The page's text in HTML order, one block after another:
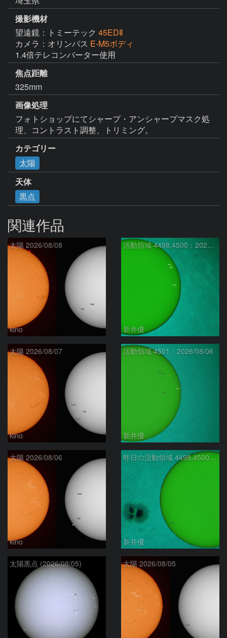
撮影機材
望遠鏡：トミーテック 45EDⅡ
カメラ：オリンパス E-M5ボディ
1.4倍テレコンバーター使用
焦点距離
325mm
画像処理
フォトショップにてシャープ・アンシャープマスク処
理、コントラスト調整、トリミング。
カテゴリー
太陽
天体
黒点
関連作品
太陽 2026/08/08
kino
活動領域 4498,4500：2026/08/08
新井優
太陽 2026/08/07
kino
活動領域 4501：2026/08/06
新井優
太陽 2026/08/06
kino
昨日の活動領域 4498,4500：2026/08/05
新井優
太陽黒点 (2026/08/05) 太陽 2026/08/05